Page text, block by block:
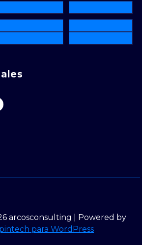
arcosconsulting | Powered by
para WordPress